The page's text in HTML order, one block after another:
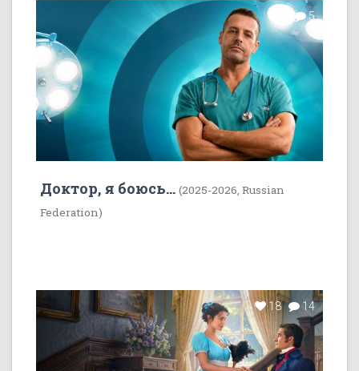
7 5
Доктор, я боюсь... (2025-2026, Russian
Federation)
18 14